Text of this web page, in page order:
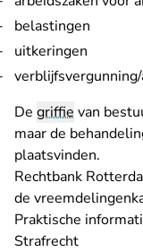
belastingen
uitkeringen
De griffie van
maar de
plaatsvinden.
Rechtbank
de
Praktische
Strafrecht